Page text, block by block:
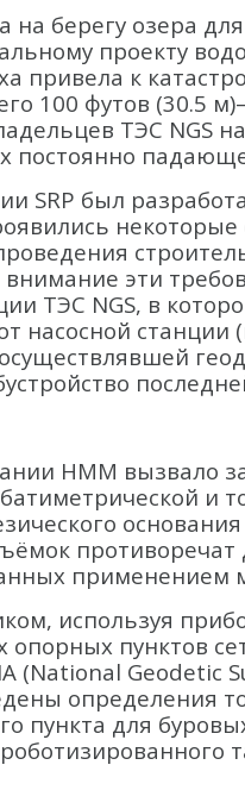
на берегу озера
проекту
привела к
100 футов (30.5
ТЭС NGS
постоянно
SRP был
внимание эти
ТЭС NGS, в
насосной
HMM вызвало
и
противоречат
применением
используя
пунктов
(National Geodetic
определения
пункта для